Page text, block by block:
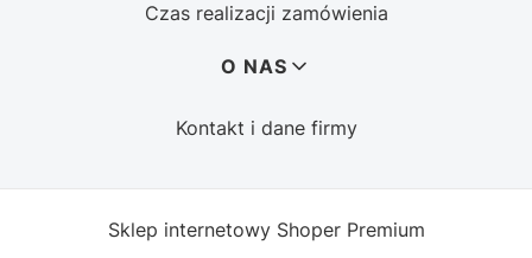
Czas realizacji zamówienia
O NAS
Kontakt i dane firmy
Sklep internetowy Shoper Premium